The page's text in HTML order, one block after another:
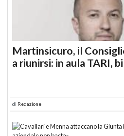
Martinsicuro, il
a riunirsi: in aula TARI,
di Redazione